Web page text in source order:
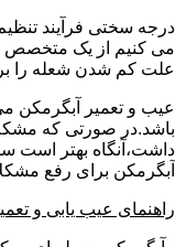
درجه سختی فرآیند
می کنیم از یک متخصص
علت کم شدن شعله را
عیب و تعمیر آبگرمکن
باشد.در صورتی که
داشت،آنگاه بهتر است
آبگرمکن برای رفع
راهنمای عیب یابی و